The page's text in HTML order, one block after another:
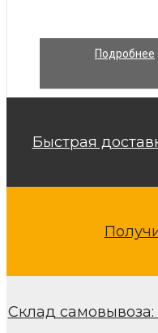
Подробнее
Быстрая
Склад